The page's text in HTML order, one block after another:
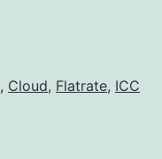
, Cloud, Flatrate, ICC